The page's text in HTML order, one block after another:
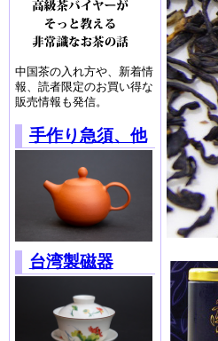
中国茶の入れ方や、新着情
報、読者限定のお買い得な
販売情報も発信。
手作り急須、他
台湾製磁器